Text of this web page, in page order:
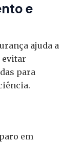
e
ajuda a
evitar
para
em